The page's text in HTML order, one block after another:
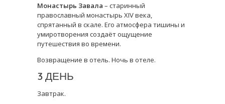
Монастырь Завала – старинный
православный монастырь XIV века,
спрятанный в скале. Его атмосфера тишины и
умиротворения создаёт ощущение
путешествия во времени.
Возвращение в отель. Ночь в отеле.
3 ДЕНЬ
Завтрак.